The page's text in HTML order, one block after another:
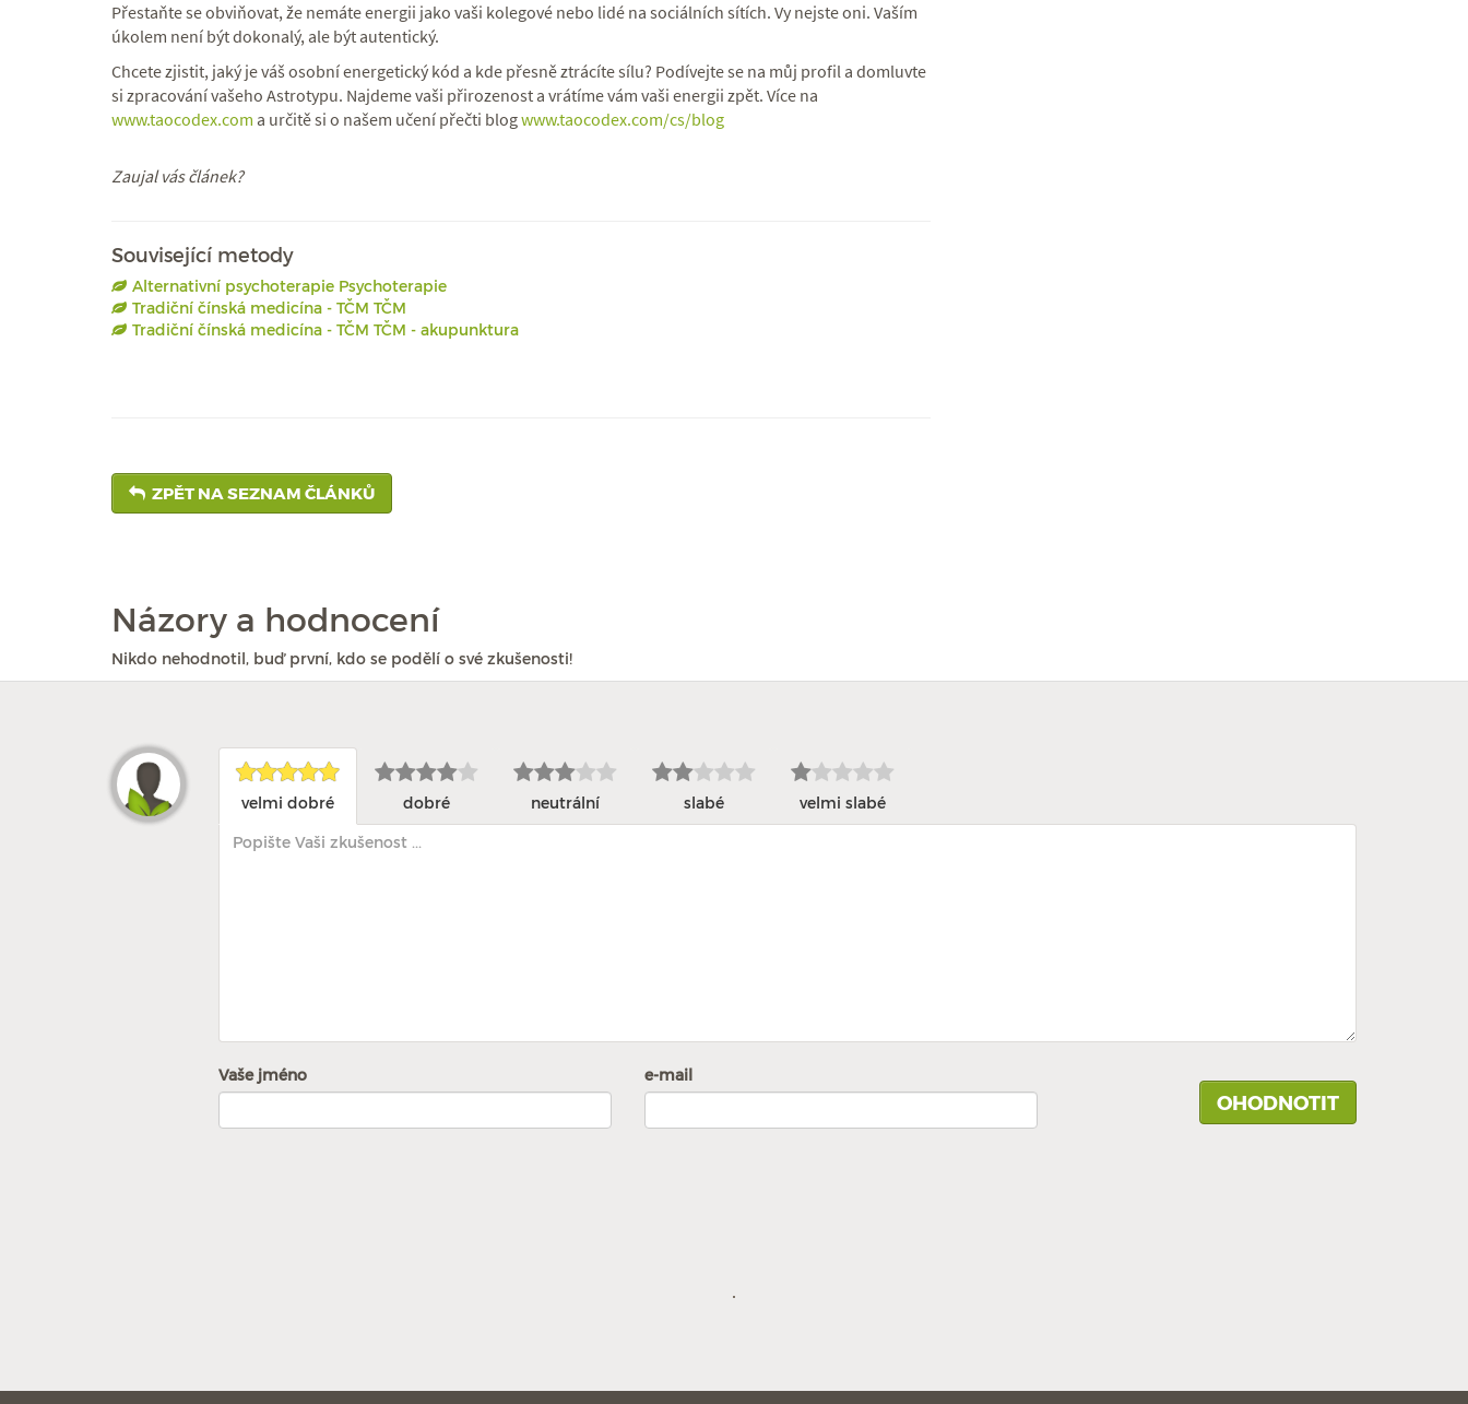
Přestaňte se obviňovat, že nemáte energii jako vaši kolegové nebo lidé na sociálních sítích. Vy nejste oni. Vaším
úkolem není být dokonalý, ale být autentický.
Chcete zjistit, jaký je váš osobní energetický kód a kde přesně ztrácíte sílu? Podívejte se na můj profil a domluvte
si zpracování vašeho Astrotypu. Najdeme vaši přirozenost a vrátíme vám vaši energii zpět. Více na
www.taocodex.com a určitě si o našem učení přečti blogwww.taocodex.com/cs/blog
Zaujal vás článek?
Související metody
Alternativní psychoterapie Psychoterapie
Tradiční čínská medicína - TČM TČM
Tradiční čínská medicína - TČM TČM - akupunktura
ZPĚT NA SEZNAM ČLÁNKŮ
Názory a hodnocení
Nikdo nehodnotil, buď první, kdo se podělí o své zkušenosti!
velmi dobré dobré neutrální slabé velmi slabé
Vaše jméno e-mail